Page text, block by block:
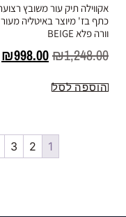
אקווילה תיק עור משובץ
כתף בז' מיוצר באיטליה מעור
וורה פלא BEIGE
₪1,248.00
₪998.00
הוספה לסל
1
2
3